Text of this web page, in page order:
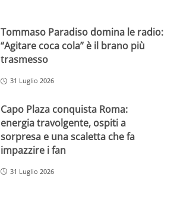
Tommaso Paradiso domina le radio:
“Agitare coca cola” è il brano più
trasmesso
31 Luglio 2026
Capo Plaza conquista Roma:
energia travolgente, ospiti a
sorpresa e una scaletta che fa
impazzire i fan
31 Luglio 2026